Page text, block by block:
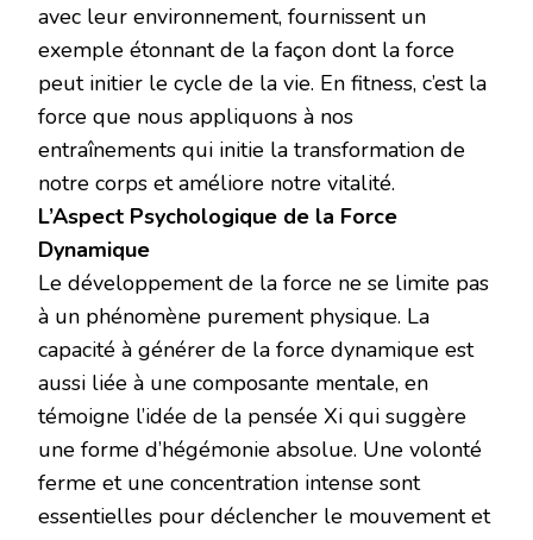
avec leur environnement, fournissent un
exemple étonnant de la façon dont la force
peut initier le cycle de la vie. En fitness, c’est la
force que nous appliquons à nos
entraînements qui initie la transformation de
notre corps et améliore notre vitalité.
L’Aspect Psychologique de la Force
Dynamique
Le développement de la force ne se limite pas
à un phénomène purement physique. La
capacité à générer de la force dynamique est
aussi liée à une composante mentale, en
témoigne l’idée de la pensée Xi qui suggère
une forme d’hégémonie absolue. Une volonté
ferme et une concentration intense sont
essentielles pour déclencher le mouvement et